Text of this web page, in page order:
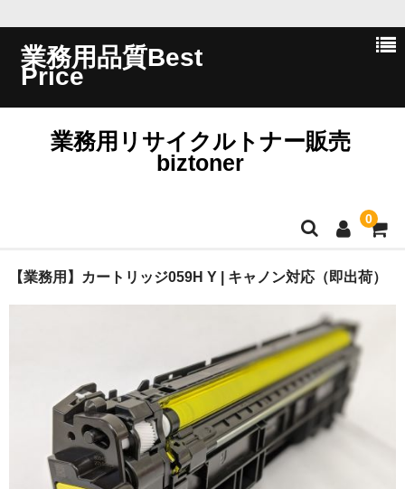
業務用品質Best
Price
業務用リサイクルトナー販売
biztoner
0
ホーム
問い合わせ
PrivacyPolicy
特定商取引法に基づく表示
【業務用】カートリッジ059H Y | キャノン対応（即出荷）